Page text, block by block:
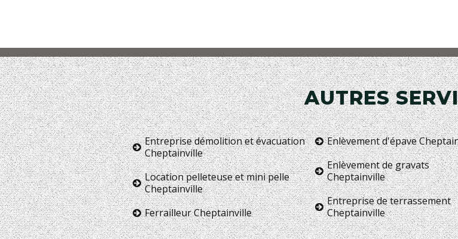
AUTRES
Entreprise démolition et évacuation
Cheptainville
Location pelleteuse et mini pelle
Cheptainville
Ferrailleur Cheptainville
Enlèvement d'épave
Enlèvement de gravats
Cheptainville
Entreprise de terrassement
Cheptainville